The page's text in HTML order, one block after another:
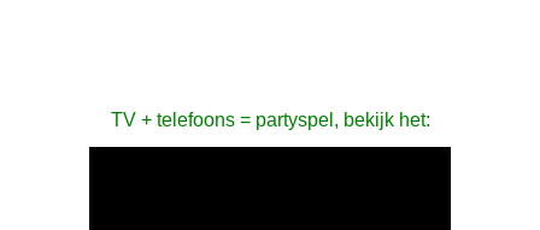
TV + telefoons = partyspel, bekijk het: